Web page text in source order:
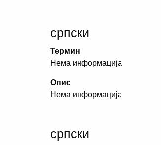
српски
Термин
Нема информација
Опис
Нема информација
српски